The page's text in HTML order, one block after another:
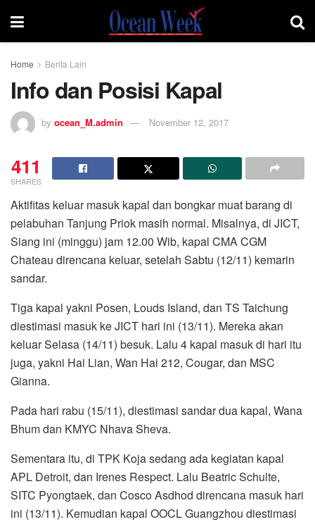
Home Berita Lain
Info dan Posisi Kapal
by ocean_M.admin November 12, 2017
411
SHARES
Aktifitas keluar masuk kapal dan bongkar muat barang di
pelabuhan Tanjung Priok masih normal. Misalnya, di JICT,
Siang ini (minggu) jam 12.00 Wib, kapal CMA CGM
Chateau direncana keluar, setelah Sabtu (12/11) kemarin
sandar.
Tiga kapal yakni Posen, Louds Island, dan TS Taichung
diestimasi masuk ke JICT hari ini (13/11). Mereka akan
keluar Selasa (14/11) besuk. Lalu 4 kapal masuk di hari itu
juga, yakni Hai Lian, Wan Hai 212, Cougar, dan MSC
Gianna.
Pada hari rabu (15/11), diestimasi sandar dua kapal, Wana
Bhum dan KMYC Nhava Sheva.
Sementara itu, di TPK Koja sedang ada kegiatan kapal
APL Detroit, dan Irenes Respect. Lalu Beatric Schulte,
SITC Pyongtaek, dan Cosco Asdhod direncana masuk hari
ini (13/11). Kemudian kapal OOCL Guangzhou diestimasi